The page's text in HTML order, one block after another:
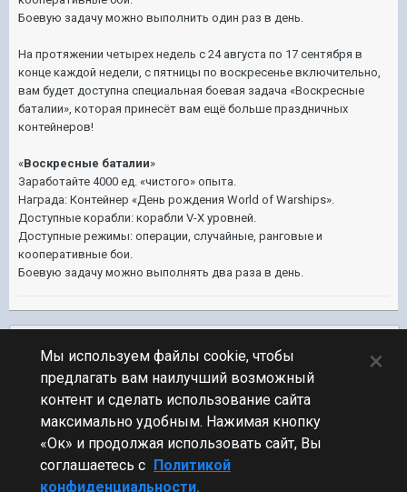
Боевую задачу можно выполнить один раз в день.
На протяжении четырех недель с 24 августа по 17 сентября в
конце каждой недели, с пятницы по воскресенье включительно,
вам будет доступна специальная боевая задача «Воскресные
баталии», которая принесёт вам ещё больше праздничных
контейнеров!
«Воскресные баталии»
Заработайте 4000 ед. «чистого» опыта.
Награда: Контейнер «День рождения World of Warships».
Доступные корабли: корабли V-X уровней.
Доступные режимы: операции, случайные, ранговые и
кооперативные бои.
Боевую задачу можно выполнять два раза в день.
ПЕРЕЙТИ К СПИСКУ ТЕМ
Обсуждение Мира Кораблей
Стиль
Мы используем файлы cookie, чтобы
предлагать вам наилучший возможный
контент и сделать использование сайта
максимально удобным. Нажимая кнопку
«Ок» и продолжая использовать сайт, Вы
соглашаетесь с Политикой
конфиденциальности.
×